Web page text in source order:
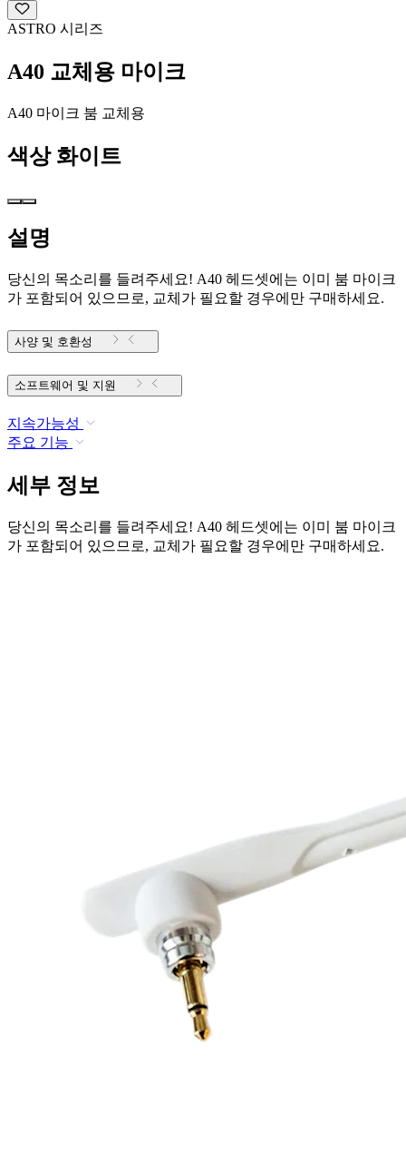
ASTRO 시리즈
A40 교체용 마이크
A40 마이크 붐 교체용
색상 화이트
설명
당신의 목소리를 들려주세요! A40 헤드셋에는 이미 붐 마이크
가 포함되어 있으므로, 교체가 필요할 경우에만 구매하세요.
사양 및 호환성
소프트웨어 및 지원
지속가능성
주요 기능
세부 정보
당신의 목소리를 들려주세요! A40 헤드셋에는 이미 붐 마이크
가 포함되어 있으므로, 교체가 필요할 경우에만 구매하세요.